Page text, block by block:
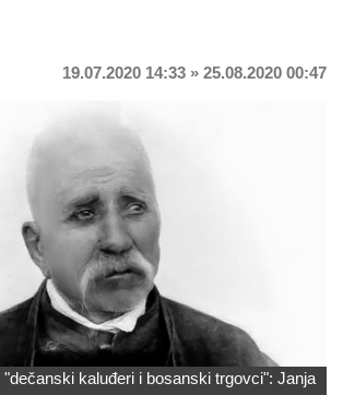
19.07.2020 14:33 » 25.08.2020 00:47
kaluđeri i bosanski trgovci": Janja